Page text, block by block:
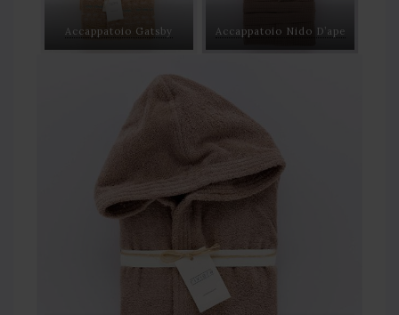
Accappatoio Gatsby Accappatoio Nido D’ape